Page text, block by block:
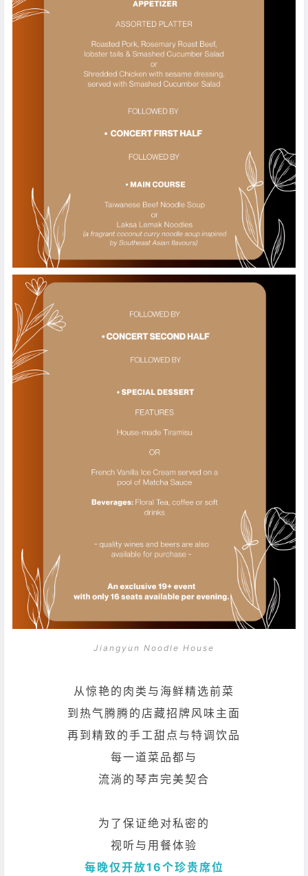
Jiangyun Noodle House
从惊艳的肉类与海鲜精选前菜
到热气腾腾的店藏招牌风味主面
再到精致的手工甜点与特调饮品
每一道菜品都与
流淌的琴声完美契合
为了保证绝对私密的
视听与用餐体验
每晚仅开放16个珍贵席位